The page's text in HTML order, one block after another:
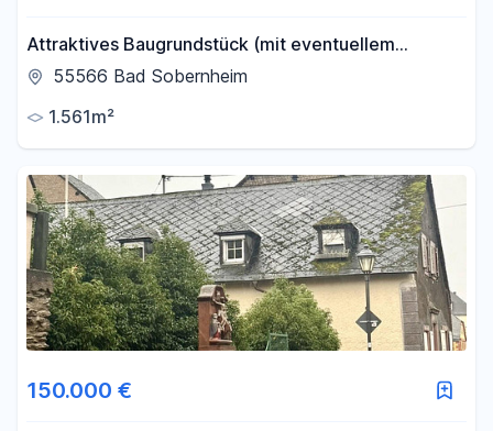
Attraktives Baugrundstück (mit eventuellem
Potenzial für ein 10-Familienhaus)
55566 Bad Sobernheim
1.561m²
150.000 €